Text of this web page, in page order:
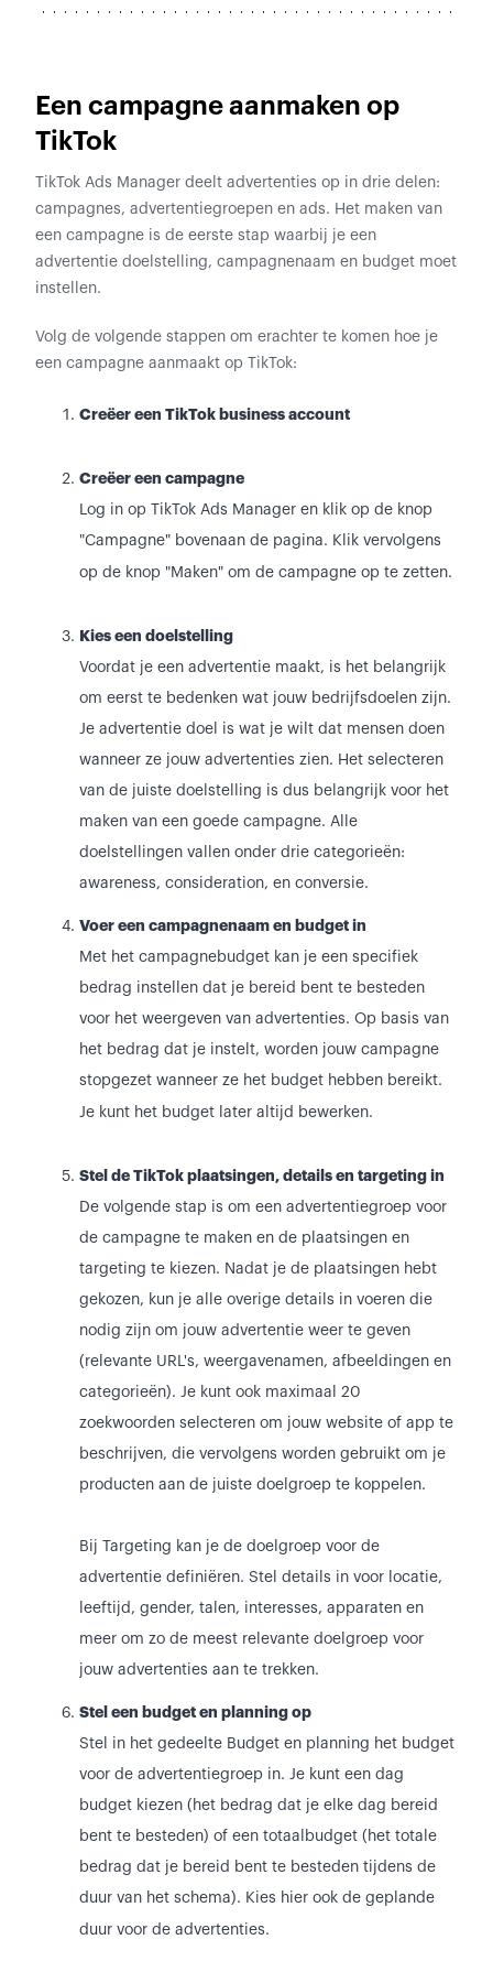
Een campagne aanmaken op
TikTok
TikTok Ads Manager deelt advertenties op in drie delen:
campagnes, advertentiegroepen en ads. Het maken van
een campagne is de eerste stap waarbij je een
advertentie doelstelling, campagnenaam en budget moet
instellen.
Volg de volgende stappen om erachter te komen hoe je
een campagne aanmaakt op TikTok:
Creëer een TikTok business account
Creëer een campagne
Log in op TikTok Ads Manager en klik op de knop
"Campagne" bovenaan de pagina. Klik vervolgens
op de knop "Maken" om de campagne op te zetten.
Kies een doelstelling
Voordat je een advertentie maakt, is het belangrijk
om eerst te bedenken wat jouw bedrijfsdoelen zijn.
Je advertentie doel is wat je wilt dat mensen doen
wanneer ze jouw advertenties zien. Het selecteren
van de juiste doelstelling is dus belangrijk voor het
maken van een goede campagne. Alle
doelstellingen vallen onder drie categorieën:
awareness, consideration, en conversie.
Voer een campagnenaam en budget in
Met het campagnebudget kan je een specifiek
bedrag instellen dat je bereid bent te besteden
voor het weergeven van advertenties. Op basis van
het bedrag dat je instelt, worden jouw campagne
stopgezet wanneer ze het budget hebben bereikt.
Je kunt het budget later altijd bewerken.
Stel de TikTok plaatsingen, details en targeting in
De volgende stap is om een advertentiegroep voor
de campagne te maken en de plaatsingen en
targeting te kiezen. Nadat je de plaatsingen hebt
gekozen, kun je alle overige details in voeren die
nodig zijn om jouw advertentie weer te geven
(relevante URL's, weergavenamen, afbeeldingen en
categorieën). Je kunt ook maximaal 20
zoekwoorden selecteren om jouw website of app te
beschrijven, die vervolgens worden gebruikt om je
producten aan de juiste doelgroep te koppelen.
Bij Targeting kan je de doelgroep voor de
advertentie definiëren. Stel details in voor locatie,
leeftijd, gender, talen, interesses, apparaten en
meer om zo de meest relevante doelgroep voor
jouw advertenties aan te trekken.
Stel een budget en planning op
Stel in het gedeelte Budget en planning het budget
voor de advertentiegroep in. Je kunt een dag
budget kiezen (het bedrag dat je elke dag bereid
bent te besteden) of een totaalbudget (het totale
bedrag dat je bereid bent te besteden tijdens de
duur van het schema). Kies hier ook de geplande
duur voor de advertenties.